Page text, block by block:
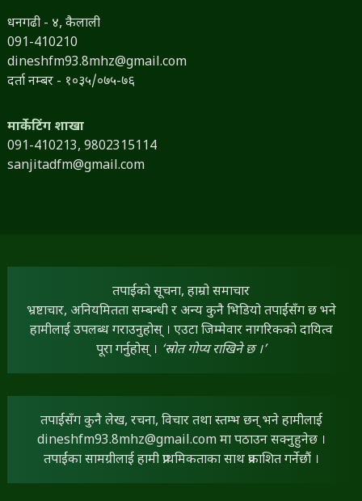
धनगढी - ४, कैलाली
091-410210
dineshfm93.8mhz@gmail.com
दर्ता नम्बर - १०३५/०७५-७६
मार्केटिंग शाखा
091-410213, 9802315114
sanjitadfm@gmail.com
तपाईंको सूचना, हाम्रो समाचार
भ्रष्टाचार, अनियमितता सम्बन्धी र अन्य कुनै भिडियो तपाईंसँग छ भने
हामीलाई उपलब्ध गराउनुहोस् । एउटा जिम्मेवार नागरिकको दायित्व
पूरा गर्नुहोस् । ‘स्रोत गोप्य राखिने छ ।’
तपाईंसँग कुनै लेख, रचना, विचार तथा स्तम्भ छन् भने हामीलाई
dineshfm93.8mhz@gmail.comमा पठाउन सक्नुहुनेछ ।
तपाईंका सामग्रीलाई हामी प्राथमिकताका साथ प्रकाशित गर्नेछौं ।